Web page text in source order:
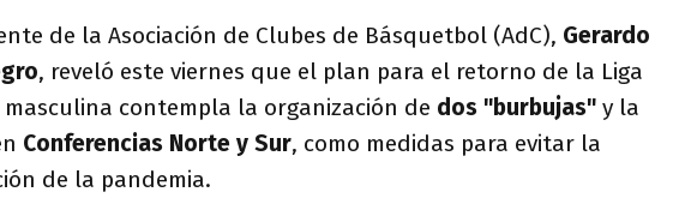
de la Asociación de Clubes de Básquetbol (AdC), Gerardo
, reveló este viernes que el plan para el retorno de la Liga
masculina contempla la organización de dos "burbujas" y la
Conferencias Norte y Sur, como medidas para evitar la
de la pandemia.